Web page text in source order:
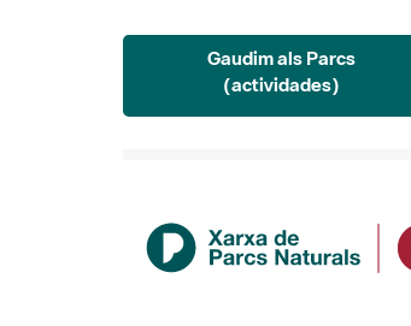
Gaudim als Parcs
(actividades)